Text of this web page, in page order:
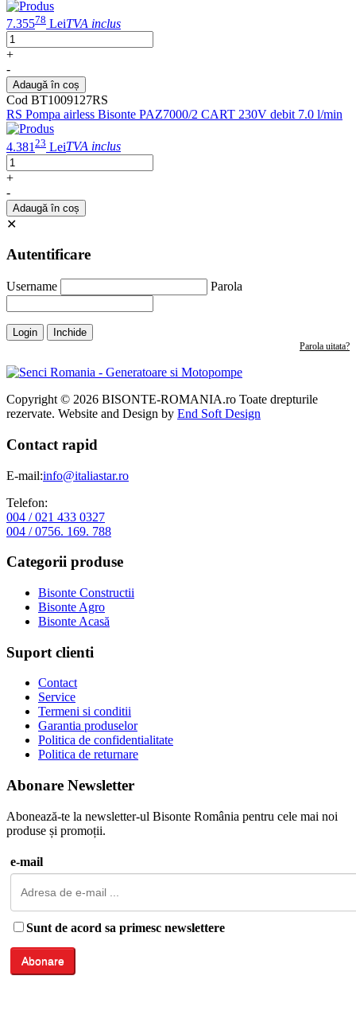
7.35578 LeiTVA inclus
+
-
Adaugă în coș
Cod BT1009127RS
RS Pompa airless Bisonte PAZ7000/2 CART 230V debit 7.0 l/min
4.381 23 LeiTVA inclus
+
-
Adaugă în coș
✕
Autentificare
Username Parola
Login Inchide
Parola uitata?
Copyright © 2026 BISONTE-ROMANIA.ro Toate drepturile
rezervate. Website and Design by End Soft Design
Contact rapid
E-mail:info@italiastar.ro
Telefon:
004 / 021 433 0327
004 / 0756. 169. 788
Categorii produse
Bisonte Constructii
Bisonte Agro
Bisonte Acasă
Suport clienti
Contact
Service
Termeni si conditii
Garantia produselor
Politica de confidentialitate
Politica de returnare
Abonare Newsletter
Abonează-te la newsletter-ul Bisonte România pentru cele mai noi
produse și promoții.
e-mail
Sunt de acord sa primesc newslettere